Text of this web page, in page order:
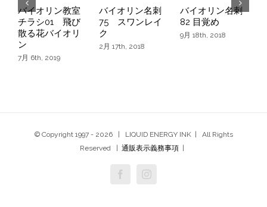
バイオリン教室
チラシ01 飛び
散る花バイオリ
ン
7月 6th, 2019
バイオリン名刺
75 スワンレイ
ク
2月 17th, 2018
バイオリン名刺
82 目覚め
9月 18th, 2018
© Copyright 1997 - 2026 | LIQUID ENERGY INK | All Rights
Reserved | 通販表示義務事項|
FacebookInstagram